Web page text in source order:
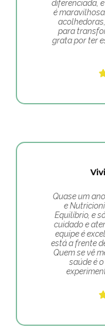
diferenciada,
é
para
grata por ter
Quase um
e
Equilíbrio, e
cuidado e
equipe é
está a frente
Quem se vê
saúde é